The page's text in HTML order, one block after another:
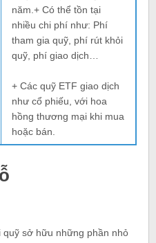
năm.+ Có thể tồn tại
nhiều chi phí như: Phí
tham gia quỹ, phí rút khỏi
quỹ, phí giao dịch…
+ Các quỹ ETF giao dịch
như cổ phiếu, với hoa
hồng thương mại khi mua
hoặc bán.
sở hữu những phần nhỏ